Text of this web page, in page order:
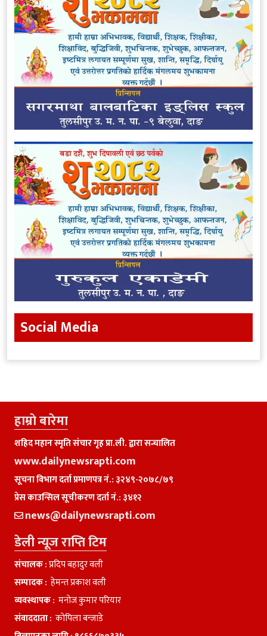
Social Media
हाम्राे बारेमा
शहिद महान स्मृति संचार गृह प्रा.ली. द्वारा सन्चालित
www.dailynewsrapti.com
सूचना विभाग दर्ता प्रमाणपत्र नं.: ३२४९-२०७८/७९
प्रेस काउन्सिल सूचीकरण दर्ता नं.: ३४१२
news@dailynewsrapti.com
डेली न्यूज राप्ति टिम
संचालक :प्रदिप बहादुर वली
सम्पादक : हेमन्त प्रकाश वली
व्यवस्थापक : मनाेज कुमार परियार
संवाददाता : काेपिला बन्जाडे